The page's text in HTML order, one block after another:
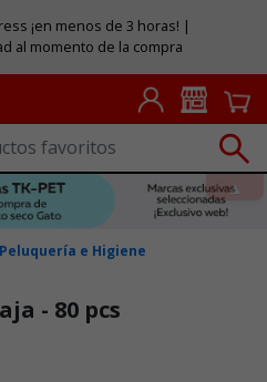
¡en menos de 3 horas! |
al momento de la compra
Peluquería e Higiene
- 80 pcs